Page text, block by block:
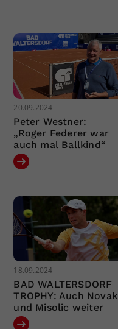
20.09.2024
Peter Westner:
„Roger Federer war
auch mal Ballkind“
18.09.2024
BAD WALTERSDORF
TROPHY: Auch Novak
und Misolic weiter